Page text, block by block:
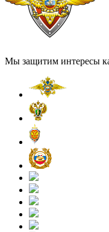
Мы защитим интересы